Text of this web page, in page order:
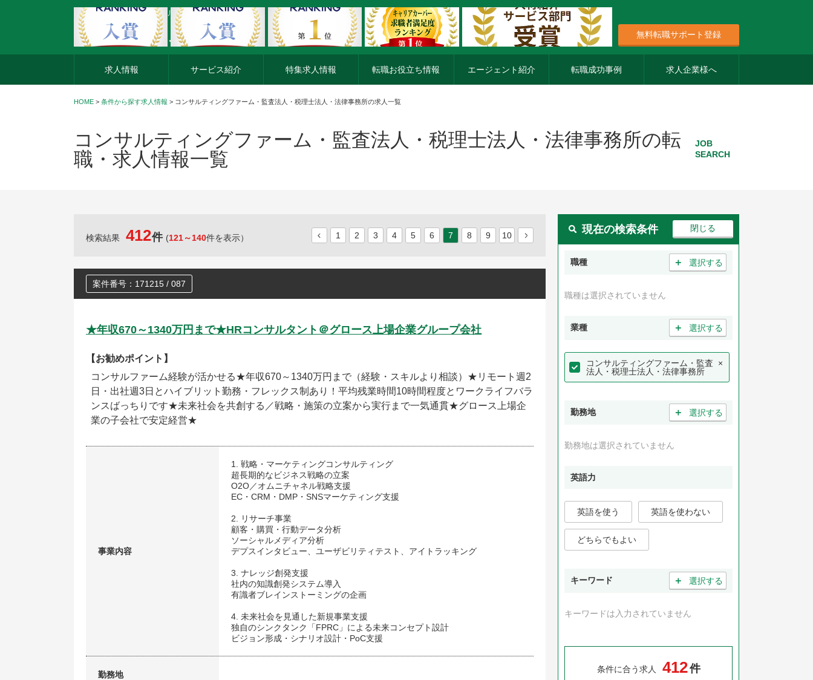
外資系企業の転職・キャリア転職ならアージスジャパン
無料転職サポート登録
求人情報 サービス紹介 特集求人情報 転職お役立ち情報 エージェント紹介 転職成功事例 求人企業様へ
HOME > 条件から探す求人情報 > コンサルティングファーム・監査法人・税理士法人・法律事務所の求人一覧
コンサルティングファーム・監査法人・税理士法人・法律事務所の転
職・求人情報一覧
JOB
SEARCH
検索結果 412件 (121～140件を表示） 1 2 3 4 5 6 7 8 9 10
案件番号：171215 / 087
★年収670～1340万円まで★HRコンサルタント＠グロース上場企業グループ会社
【お勧めポイント】
コンサルファーム経験が活かせる★年収670～1340万円まで（経験・スキルより相談）★リモート週2
日・出社週3日とハイブリット勤務・フレックス制あり！平均残業時間10時間程度とワークライフバラ
ンスばっちりです★未来社会を共創する／戦略・施策の立案から実行まで一気通貫★グロース上場企
業の子会社で安定経営★
事業内容
1. 戦略・マーケティングコンサルティング
超長期的なビジネス戦略の立案
O2O／オムニチャネル戦略支援
EC・CRM・DMP・SNSマーケティング支援
2. リサーチ事業
顧客・購買・行動データ分析
ソーシャルメディア分析
デプスインタビュー、ユーザビリティテスト、アイトラッキング
3. ナレッジ創発支援
社内の知識創発システム導入
有識者ブレインストーミングの企画
4. 未来社会を見通した新規事業支援
独自のシンクタンク「FPRC」による未来コンセプト設計
ビジョン形成・シナリオ設計・PoC支援
勤務地
現在の検索条件
職種 ＋ 選択する
職種は選択されていません
業種 ＋ 選択する
コンサルティングファーム・監査
法人・税理士法人・法律事務所
×
勤務地 ＋ 選択する
勤務地は選択されていません
英語力
英語を使う 英語を使わない
どちらでもよい
キーワード ＋ 選択する
キーワードは入力されていません
条件に合う求人 412件